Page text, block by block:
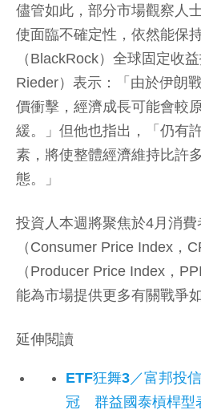
儘管如此，部分市場觀察人
使面臨不確定性，依然能保
（BlackRock）全球固定收
Rieder）表示：「由於伊朗
價衝擊，經濟成長可能會較
緩。」但他也指出，「仍有
素，將使整體經濟維持比許
態。」
投資人本週將聚焦於4月消費
（Consumer Price Index，
（Producer Price Index，
能為市場提供更多有關戰爭
延伸閱讀
ETF狂舞3／富邦投
冠 群益國泰槓桿型